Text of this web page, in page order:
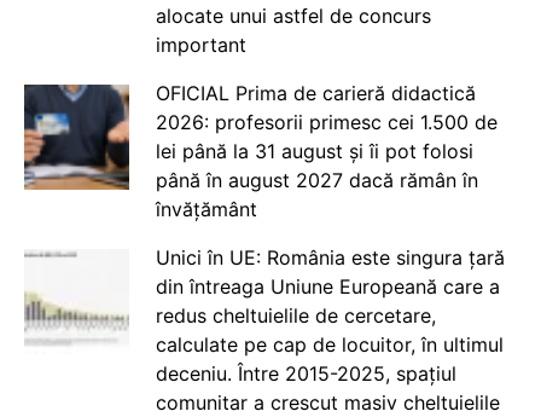
alocate unui astfel de concurs
important
OFICIAL Prima de carieră didactică
2026: profesorii primesc cei 1.500 de
lei până la 31 august și îi pot folosi
până în august 2027 dacă rămân în
învățământ
Unici în UE: România este singura țară
din întreaga Uniune Europeană care a
redus cheltuielile de cercetare,
calculate pe cap de locuitor, în ultimul
deceniu. Între 2015-2025, spațiul
comunitar a crescut masiv cheltuielile